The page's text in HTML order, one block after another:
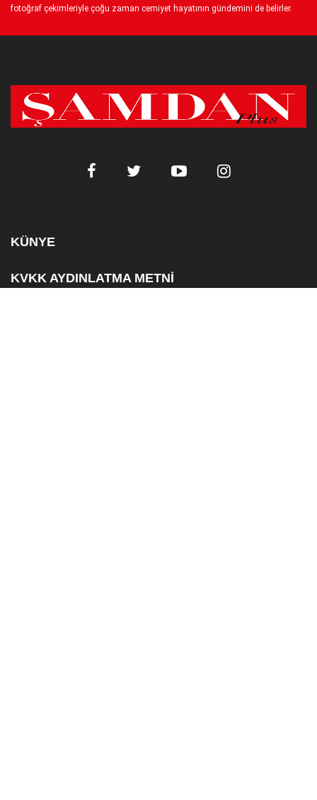
fotoğraf çekimleriyle çoğu zaman cemiyet hayatının gündemini de belirler.
KÜNYE
KVKK AYDINLATMA METNİ